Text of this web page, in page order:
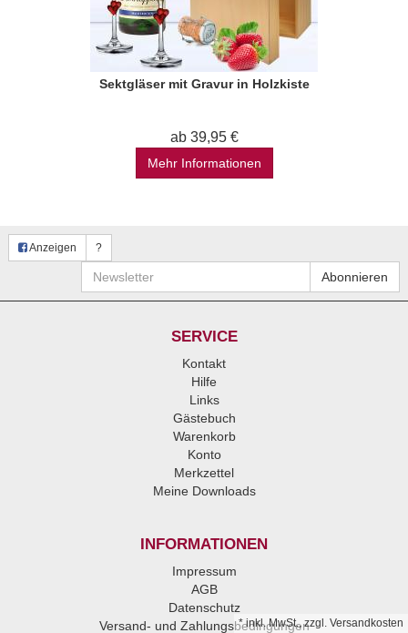
Sektgläser mit Gravur in Holzkiste
ab 39,95 €
Mehr Informationen
Anzeigen ?
Newsletter Abonnieren
SERVICE
Kontakt
Hilfe
Links
Gästebuch
Warenkorb
Konto
Merkzettel
Meine Downloads
INFORMATIONEN
Impressum
AGB
Datenschutz
Versand- und Zahlungsbedingungen
*inkl. MwSt., zzgl. Versandkosten